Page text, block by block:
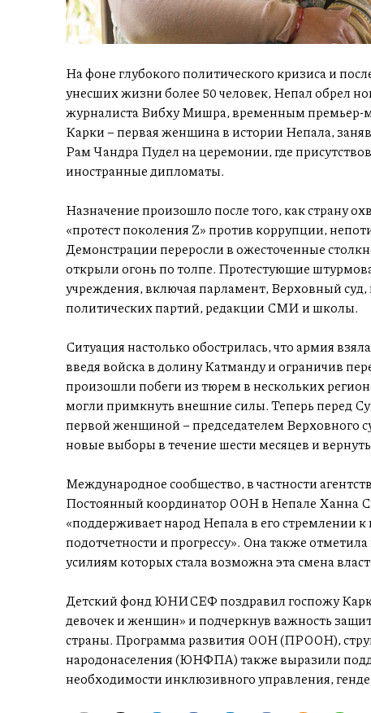
На фоне глубокого политического кризиса и
унесших жизни более 50 человек, Непал обрел
журналиста Вибху Мишра, временным премьер-
Карки – первая женщина в истории Непала,
Рам Чандра Пудел на церемонии, где
иностранные дипломаты.
Назначение произошло после того, как страну
«протест поколения Z» против коррупции,
Демонстрации переросли в ожесточенные
открыли огонь по толпе. Протестующие
учреждения, включая парламент, Верховный
политических партий, редакции СМИ и школы.
Ситуация настолько обострилась, что армия
введя войска в долину Катманду и ограничив
произошли побеги из тюрем в нескольких
могли примкнуть внешние силы. Теперь перед
первой женщиной – председателем Верховного
новые выборы в течение шести месяцев и
Международное сообщество, в частности
Постоянный координатор ООН в Непале Ханна
«поддерживает народ Непала в его стремлении
подотчетности и прогрессу». Она также
усилиям которых стала возможна эта смена
Детский фонд ЮНИСЕФ поздравил госпожу
девочек и женщин» и подчеркнув важность
страны. Программа развития ООН (ПРООН),
народонаселения (ЮНФПА) также выразили
необходимости инклюзивного управления,